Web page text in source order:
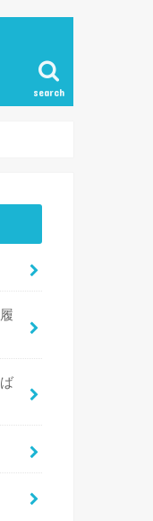
search